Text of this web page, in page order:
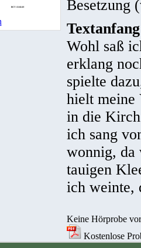
Besetzung
Wohl saß
erklang
spielte
hielt meine
in die
ich sang
wonnig, da
tauigen
ich weinte,
Keine Hörprobe
Kostenlose